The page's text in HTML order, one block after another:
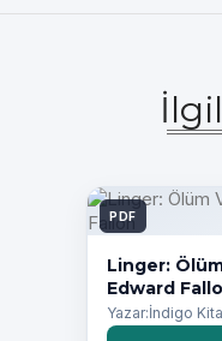
PDF
Linger:
Edward
Yazar:İndigo